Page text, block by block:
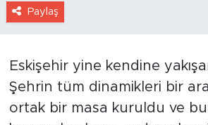
Paylaş
Eskişehir yine kendine
Şehrin tüm dinamikleri bir
ortak bir masa kuruldu ve bu